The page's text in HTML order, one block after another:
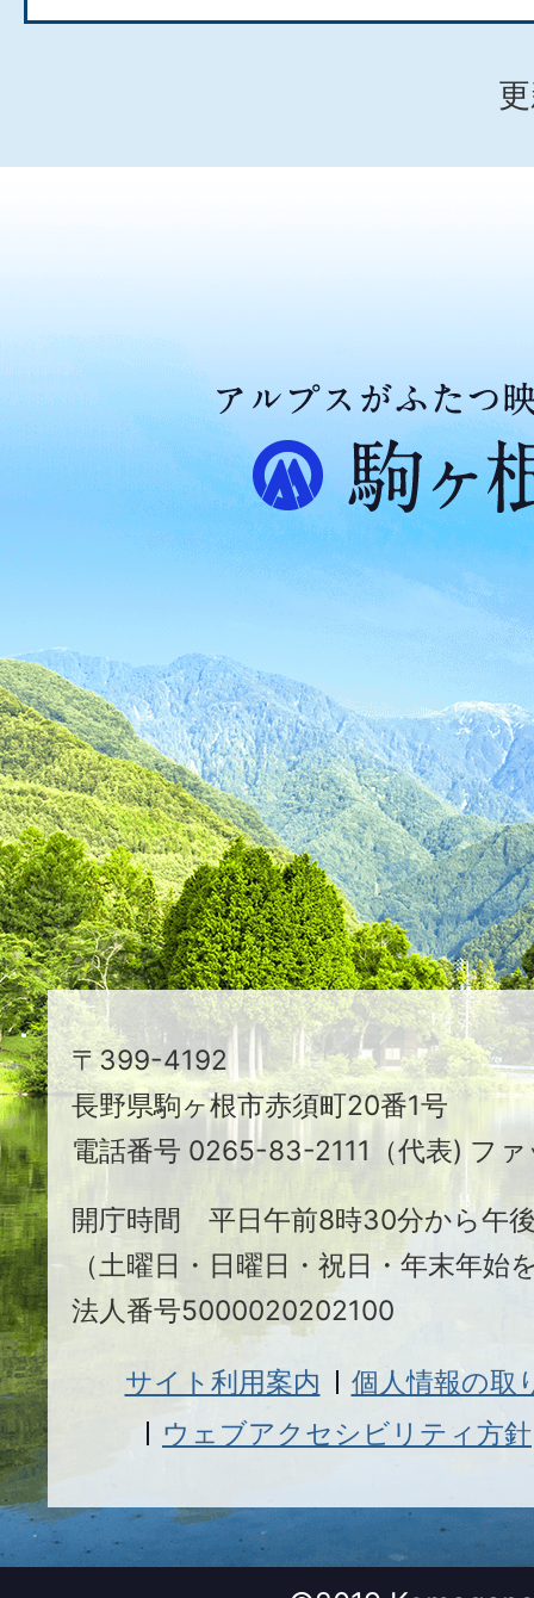
ア
ル
プ
ス
が
た
つ
映
え
る
ま
ち
駒
ヶ
根
市
〒399-4192
長野県駒ヶ根市赤須町20番1号
電話番号 0265-83-2111（代表) フ
開庁時間 平日午前8時30分から午
（土曜日・日曜日・祝日・年末年始
法人番号5000020202100
サイト利用案内
個人情報の取
ウェブアクセシビリティ方針